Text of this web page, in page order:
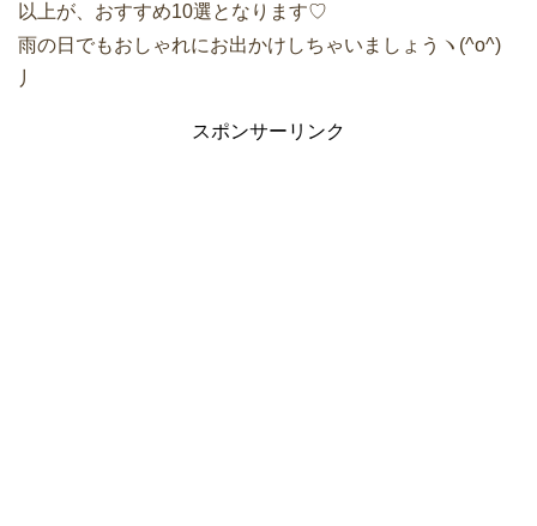
以上が、おすすめ10選となります♡
雨の日でもおしゃれにお出かけしちゃいましょうヽ(^o^)
丿
スポンサーリンク